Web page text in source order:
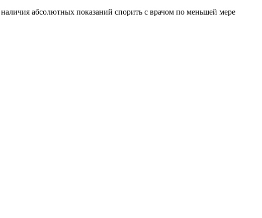
абсолютных показаний спорить с врачом по меньшей мере